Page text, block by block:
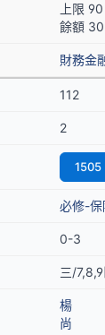
上限
餘額 30
財務金
112
2
1505
必修-保
0-3
三/
楊
尚